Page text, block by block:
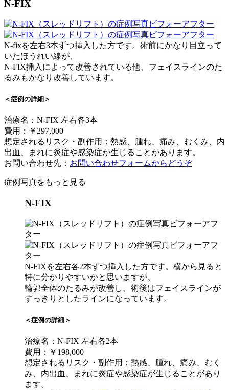
N-FIX
N-fixを左右3本ずつ挿入した方です。術前にかなり目立って
いたほうれい線が、
N-FIX挿入によって改善されている他、フェイスラインのた
るみもかなり改善しています。
＜症例の詳細＞
治療名：N-FIX 左右各3本
費用：￥297,000
想定されるリスク・副作用：熱感、腫れ、痛み、むくみ、内
出血、まれに炎症や感染症が生じることがあります。
お問い合わせ先： お問い合わせフォームからどうぞ
症例写真をもっと見る
N-FIX
N-FIXを左右各2本ずつ挿入した方です。横から見ると
特に分かりやすいかと思いますが、
輪郭全体のたるみが改善し、術後はフェイスラインが
すっきりとしたラインになっています。
＜症例の詳細＞
治療名：N-FIX 左右各2本
費用：￥198,000
想定されるリスク・副作用：熱感、腫れ、痛み、むく
み、内出血、まれに炎症や感染症が生じることがあり
ます。